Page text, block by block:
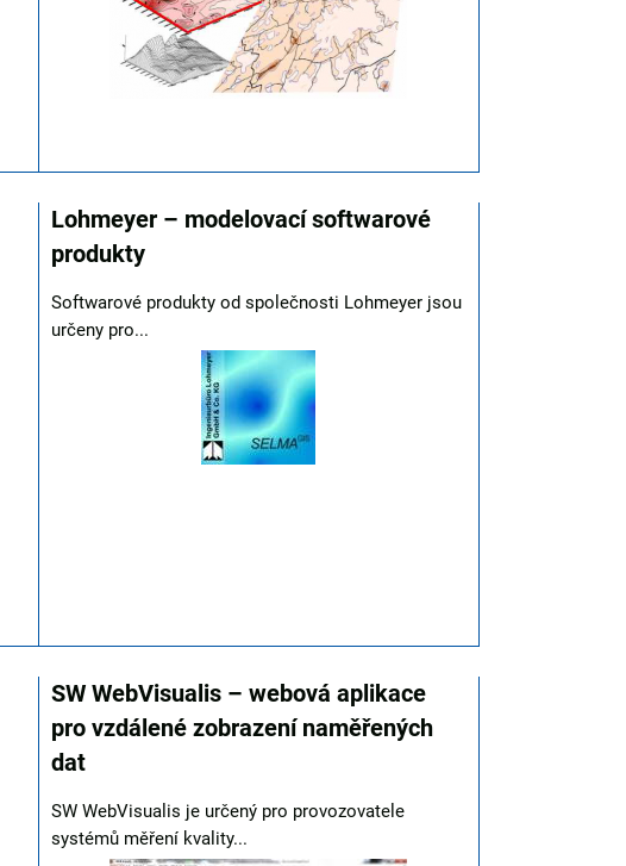
Lohmeyer – modelovací softwarové
produkty
Softwarové produkty od společnosti Lohmeyer jsou
určeny pro...
SW WebVisualis – webová aplikace
pro vzdálené zobrazení naměřených
dat
SW WebVisualis je určený pro provozovatele
systémů měření kvality...